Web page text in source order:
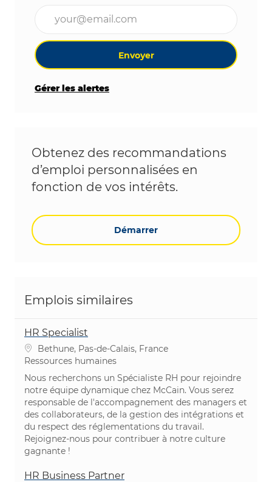
Envoyer
Gérer les alertes
Obtenez des recommandations
d’emploi personnalisées en
fonction de vos intérêts.
Démarrer
Emplois similaires
HR Specialist
Emplacement
Bethune, Pas-de-Calais, France
Catégorie
Ressources humaines
Nous recherchons un Spécialiste RH pour rejoindre
notre équipe dynamique chez McCain. Vous serez
responsable de l'accompagnement des managers et
des collaborateurs, de la gestion des intégrations et
du respect des réglementations du travail.
Rejoignez-nous pour contribuer à notre culture
gagnante !
HR Business Partner